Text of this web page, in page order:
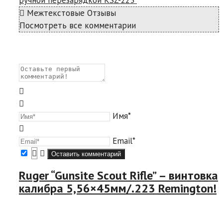
Межтекстовые Отзывы
Посмотреть все комментарии
Имя*
Email*
Ruger “Gunsite Scout Rifle” – винтовка
калибра 5,56×45мм/.223 Remington!